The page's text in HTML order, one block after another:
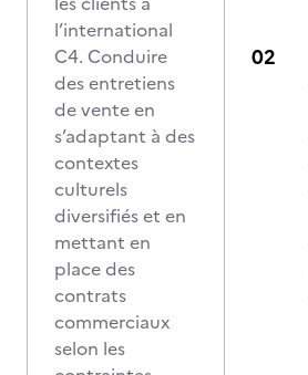
l’international
C4. Conduire
des entretiens
de vente en
s’adaptant à des
contextes
culturels
diversifiés et en
mettant en
place des
contrats
commerciaux
selon les